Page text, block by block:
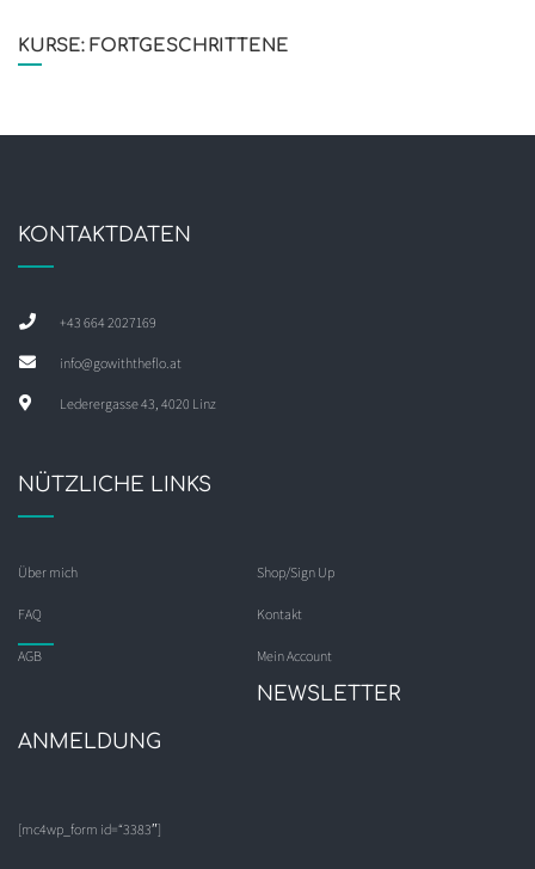
KURSE: FORTGESCHRITTENE
KONTAKTDATEN
+43 664 2027169
info@gowiththeflo.at
Lederergasse 43, 4020 Linz
NÜTZLICHE LINKS
Über mich Shop/Sign Up
FAQ Kontakt
AGB Mein Account
NEWSLETTER
ANMELDUNG
[mc4wp_form id=“3383″]